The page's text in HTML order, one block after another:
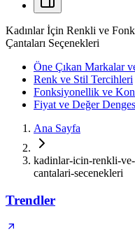
Kadınlar İçin Renkli ve
Çantaları Seçenekleri
Öne Çıkan Markalar
Renk ve Stil Tercihleri
Fonksiyonellik ve
Fiyat ve Değer
Ana Sayfa
kadinlar-icin-renkli-
cantalari-secenekleri
Trendler